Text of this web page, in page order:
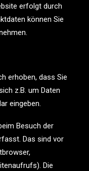
erfolgt durch
können Sie
erhoben, dass Sie
z.B. um Daten
eingeben.
Besuch der
Das sind vor
Die